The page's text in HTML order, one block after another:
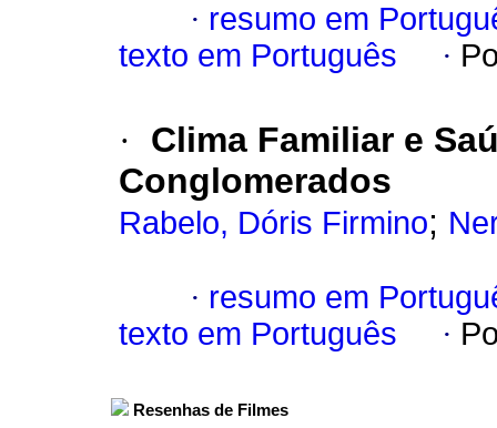
· resumo em
texto em Português
·
·
Clima Familiar e
Conglomerados
Rabelo, Dóris Firmino;
· resumo em
texto em Português
·
Resenhas de Filmes